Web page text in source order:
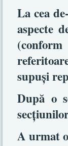
La cea
aspecte
supuşi
După o
A urmat